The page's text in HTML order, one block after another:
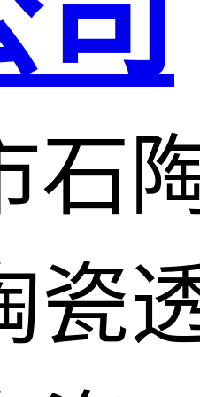
石
瓷